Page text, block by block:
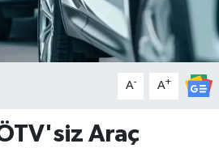
A- A+
Araç